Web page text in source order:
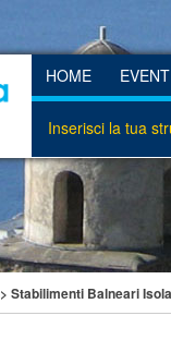
HOME
Inserisci la tua
> Stabilimenti Balneari